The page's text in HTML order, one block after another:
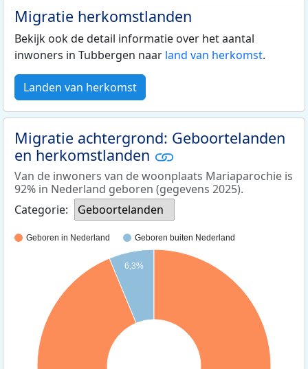
Migratie herkomstlanden
Bekijk ook de detail informatie over het aantal
inwoners in Tubbergen naar land van herkomst.
Landen van herkomst
Migratie achtergrond: Geboortelanden
en herkomstlanden
Van de inwoners van de woonplaats Mariaparochie is
92% in Nederland geboren (gegevens 2025).
Categorie:
Geboortelanden
Geboren in Nederland Geboren buiten Nederland
6,3%